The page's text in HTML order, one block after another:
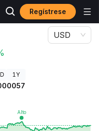
Regístrese
PEPECOIN PEP
USD
1Y